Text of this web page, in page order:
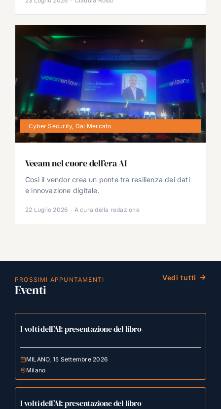
Cyber Security, Dal Mercato
Veeam nel cuore dell’era AI
Così il vendor crea un ponte tra resilienza dei dati
e innovazione digitale.
22 Luglio 2026 · A cura della redazione
PROSSIMI APPUNTAMENTI
Eventi
Vedi tutti
I volti dell’AI: presentazione del libro
MILANO, 15 Settembre 2026
Milano
I volti dell’AI: presentazione del libro